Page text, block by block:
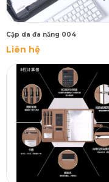
Cặp da đa năng 004
Liên hệ